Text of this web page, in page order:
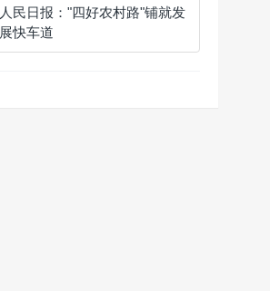
人民日报："四好农村路"铺就发
展快车道